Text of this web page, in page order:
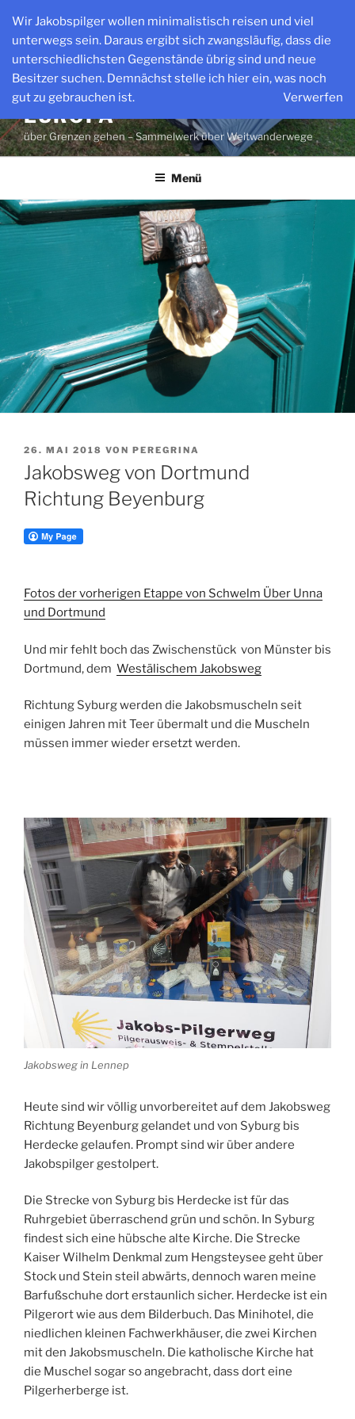
Wir Jakobspilger wollen minimalistisch reisen und viel
unterwegs sein. Daraus ergibt sich zwangsläufig, dass die
unterschiedlichsten Gegenstände übrig sind und neue
Besitzer suchen. Demnächst stelle ich hier ein, was noch
gut zu gebrauchen ist.
Verwerfen
Inhalt
springen
WEITWANDERWEGE IN
EUROPA
über Grenzen gehen – Sammelwerk über Weitwanderwege
Menü
VERÖFFENTLICHT
AM
26. MAI 2018 VON PEREGRINA
Jakobsweg von Dortmund
Richtung Beyenburg
Fotos der vorherigen Etappe von Schwelm Über Unna
und Dortmund
Und mir fehlt boch das Zwischenstück von Münster bis
Dortmund, dem Westälischem Jakobsweg
Richtung Syburg werden die Jakobsmuscheln seit
einigen Jahren mit Teer übermalt und die Muscheln
müssen immer wieder ersetzt werden.
Jakobsweg in Lennep
Heute sind wir völlig unvorbereitet auf dem Jakobsweg
Richtung Beyenburg gelandet und von Syburg bis
Herdecke gelaufen. Prompt sind wir über andere
Jakobspilger gestolpert.
Die Strecke von Syburg bis Herdecke ist für das
Ruhrgebiet überraschend grün und schön. In Syburg
findest sich eine hübsche alte Kirche. Die Strecke
Kaiser Wilhelm Denkmal zum Hengsteysee geht über
Stock und Stein steil abwärts, dennoch waren meine
Barfußschuhe dort erstaunlich sicher. Herdecke ist ein
Pilgerort wie aus dem Bilderbuch. Das Minihotel, die
niedlichen kleinen Fachwerkhäuser, die zwei Kirchen
mit den Jakobsmuscheln. Die katholische Kirche hat
die Muschel sogar so angebracht, dass dort eine
Pilgerherberge ist.